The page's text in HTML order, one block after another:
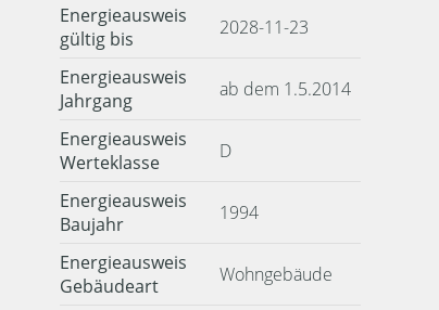
Energieausweis
gültig bis
2028-11-23
Energieausweis
Jahrgang
ab dem 1.5.2014
Energieausweis
Werteklasse
D
Energieausweis
Baujahr
1994
Energieausweis
Gebäudeart
Wohngebäude